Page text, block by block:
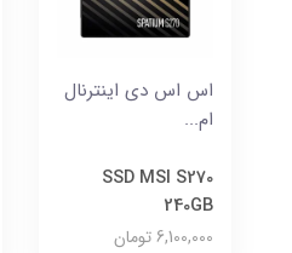
اس اس دی اینترنال
ام...
SSD MSI S270
240GB
6,100,000 تومان